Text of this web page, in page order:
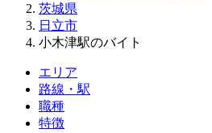
茨城県
日立市
小木津駅のバイト
エリア
路線・駅
職種
特徴